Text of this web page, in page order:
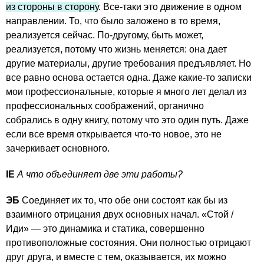
из стороны в сторону. Все-таки это движение в одном
направлении. То, что было заложено в то время,
реализуется сейчас. По-другому, быть может,
реализуется, потому что жизнь меняется: она дает
другие материалы, другие требования предъявляет. Но
все равно основа остается одна. Даже какие-то записки
мои профессиональные, которые я много лет делал из
профессиональных соображений, органично
собрались в одну книгу, потому что это один путь. Даже
если все время открывается что-то новое, это не
зачеркивает основного.
IE А что объединяет две эти работы?
ЭБ Соединяет их то, что обе они состоят как бы из
взаимного отрицания двух основных начал. «Стой /
Иди» — это динамика и статика, совершенно
противоположные состояния. Они полностью отрицают
друг друга, и вместе с тем, оказывается, их можно